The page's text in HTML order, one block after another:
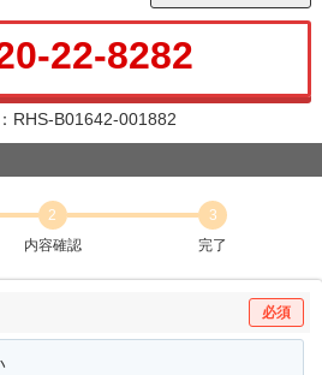
22-8282
RHS-B01642-001882
2
内容確認
3
完了
必須